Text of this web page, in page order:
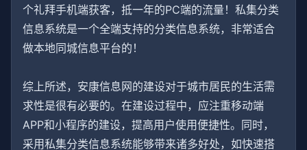
个礼拜手机端获客，抵一年的PC端的流量！私集分类
信息系统是一个全端支持的分类信息系统，非常适合
做本地同城信息平台的！
综上所述，安康信息网的建设对于城市居民的生活需
求性是很有必要的。在建设过程中，应注重移动端
APP和小程序的建设，提高用户使用便捷性。同时，
采用私集分类信息系统能够带来诸多好处，如快速搭